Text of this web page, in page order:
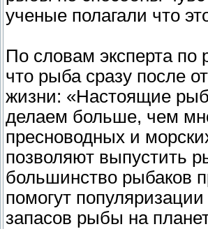
ученые полагали что
По словам эксперта
что рыба сразу после
жизни: «Настоящие
делаем больше, чем
пресноводных и
позволяют выпустить
большинство рыбаков
помогут
запасов рыбы на